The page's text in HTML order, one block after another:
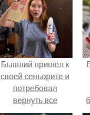
Бывший пришёл к
своей сеньорите и
потребовал
вернуть все
подарки.